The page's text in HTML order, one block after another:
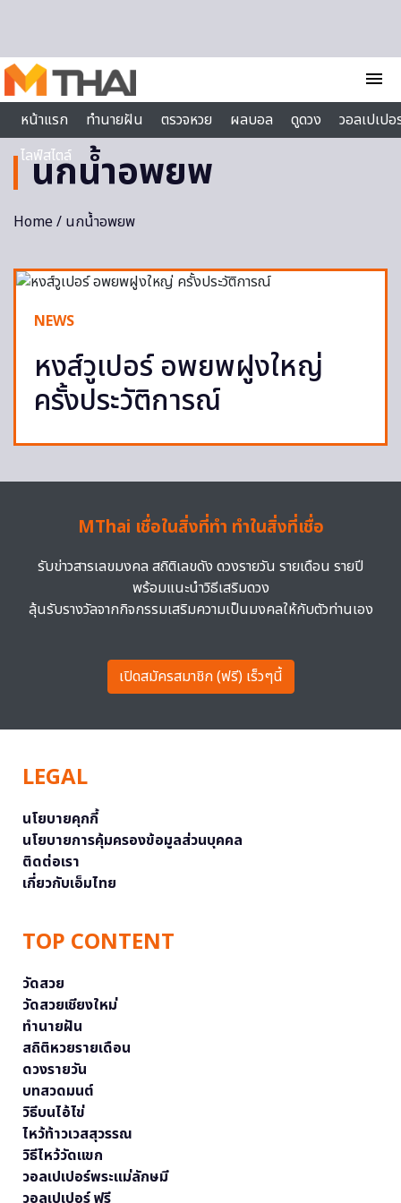
menu
หน้าแรก
ทำนายฝัน ตรวจหวย ผลบอล ดูดวง
วอลเปเป
ไลฟ์สไตล์
นกน้ำอพยพ
Home/ นกน้ำอพยพ
NEWS
หงส์วูเปอร์ อพยพฝูงใหญ่
ครั้งประวัติการณ์
MThai เชื่อในสิ่งที่ทำ ทำในสิ่งที่เชื่อ
รับข่าวสารเลขมงคล สถิติเลขดัง ดวงรายวัน รายเดือน รายปี
พร้อมแนะนำวิธีเสริมดวง
ลุ้นรับรางวัลจากกิจกรรมเสริมความเป็นมงคลให้กับตัวท่านเอง
เปิดสมัครสมาชิก (ฟรี) เร็วๆนี้
LEGAL
นโยบายคุกกี้
นโยบายการคุ้มครองข้อมูลส่วนบุคคล
ติดต่อเรา
เกี่ยวกับเอ็มไทย
TOP CONTENT
วัดสวย
วัดสวยเชียงใหม่
ทำนายฝัน
สถิติหวยรายเดือน
ดวงรายวัน
บทสวดมนต์
วิธีบนไอ้ไข่
ไหว้ท้าวเวสสุวรรณ
วิธีไหว้วัดแขก
วอลเปเปอร์พระแม่ลักษมี
วอลเปเปอร์ ฟรี